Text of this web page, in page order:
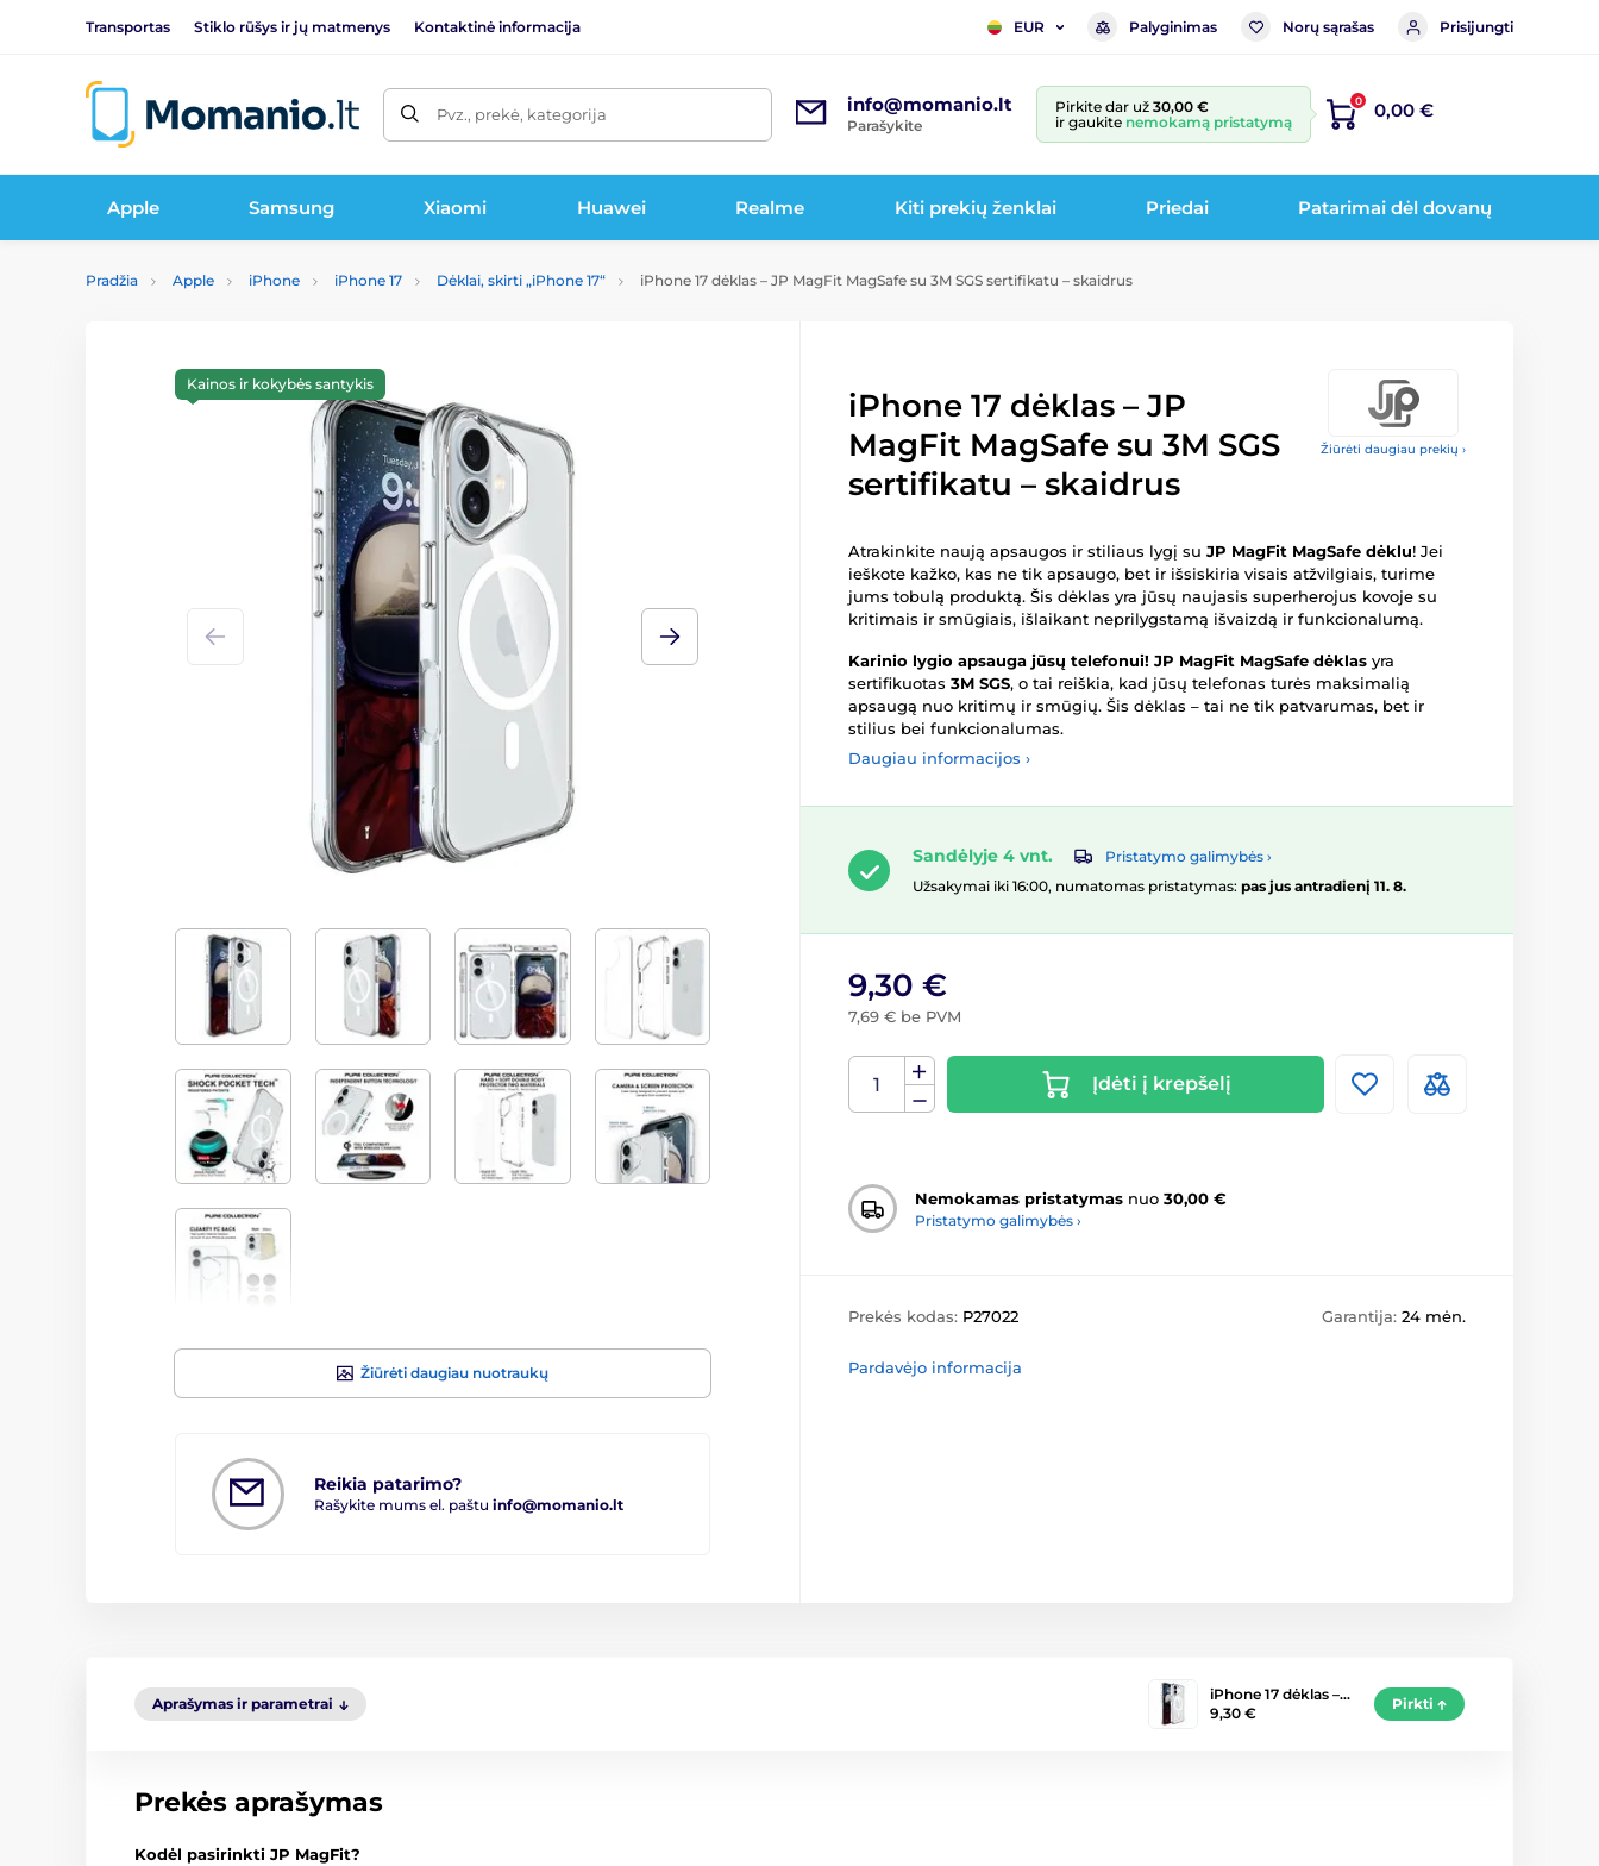
Transportas Stiklo rūšys ir jų matmenys Kontaktinė informacija EUR Palyginimas Norų sąrašas Prisijungti
Pvz., prekė, kategorija info@momanio.lt
Parašykite
Pirkite dar už 30,00 €
ir gaukite nemokamą pristatymą
0 0,00 €
Apple Samsung Xiaomi Huawei Realme Kiti prekių ženklai Priedai Patarimai dėl dovanų
Pradžia Apple iPhone iPhone 17 Dėklai, skirti „iPhone 17“ iPhone 17 dėklas – JP MagFit MagSafe su 3M SGS sertifikatu – skaidrus
Žiūrėti daugiau prekių ›
Žiūrėti daugiau nuotraukų
Reikia patarimo?
Rašykite mums el. paštu info@momanio.lt
Kainos ir kokybės santykis
iPhone 17 dėklas – JP
MagFit MagSafe su 3M SGS
sertifikatu – skaidrus
Atrakinkite naują apsaugos ir stiliaus lygį su JP MagFit MagSafe dėklu! Jei
ieškote kažko, kas ne tik apsaugo, bet ir išsiskiria visais atžvilgiais, turime
jums tobulą produktą. Šis dėklas yra jūsų naujasis superherojus kovoje su
kritimais ir smūgiais, išlaikant neprilygstamą išvaizdą ir funkcionalumą.
Karinio lygio apsauga jūsų telefonui! JP MagFit MagSafe dėklas yra
sertifikuotas 3M SGS, o tai reiškia, kad jūsų telefonas turės maksimalią
apsaugą nuo kritimų ir smūgių. Šis dėklas – tai ne tik patvarumas, bet ir
stilius bei funkcionalumas.
Daugiau informacijos ›
Sandėlyje 4 vnt.
Pristatymo galimybės ›
Užsakymai iki 16:00, numatomas pristatymas: pas jus antradienį 11. 8.
9,30 €
7,69 € be PVM
Įdėti į krepšelį
Nemokamas pristatymas nuo 30,00 €
Pristatymo galimybės ›
Prekės kodas: P27022 Garantija: 24 mėn.
Pardavėjo informacija
Aprašymas ir parametrai
iPhone 17 dėklas –…
9,30 €
Pirkti
Prekės aprašymas
Kodėl pasirinkti JP MagFit?